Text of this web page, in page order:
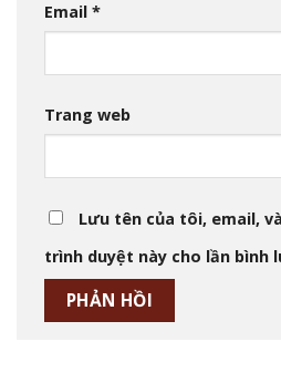
Email *
Trang web
Lưu tên của tôi, email,
trình duyệt này cho lần bình